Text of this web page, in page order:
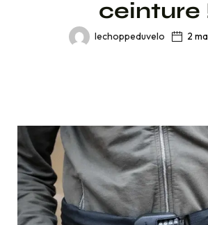
ceinture
lechoppeduvelo 2